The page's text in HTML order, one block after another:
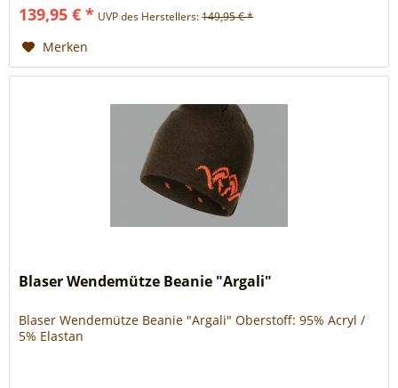
139,95 € * UVP des Herstellers:149,95 € *
Merken
Blaser Wendemütze Beanie "Argali"
Blaser Wendemütze Beanie "Argali" Oberstoff: 95% Acryl /
5% Elastan